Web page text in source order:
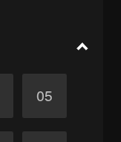
05